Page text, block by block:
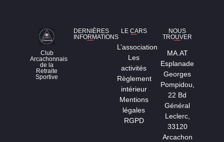
Club
Arcachonnais
de la
Retraite
Sportive
DERNIÈRES
INFORMATIONS
LE CARS
L’association
Les
activités
Règlement
intérieur
Mentions
légales
RGPD
NOUS
TROUVER
MA.AT
Esplanade
Georges
Pompidou,
22 Bd
Général
Leclerc,
33120
Arcachon